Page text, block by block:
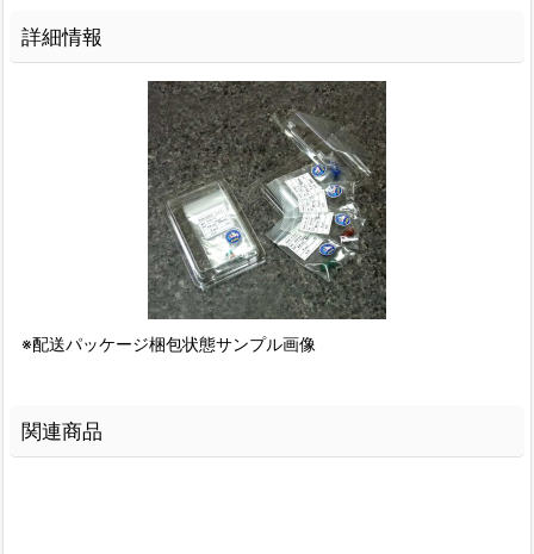
詳細情報
※配送パッケージ梱包状態サンプル画像
関連商品